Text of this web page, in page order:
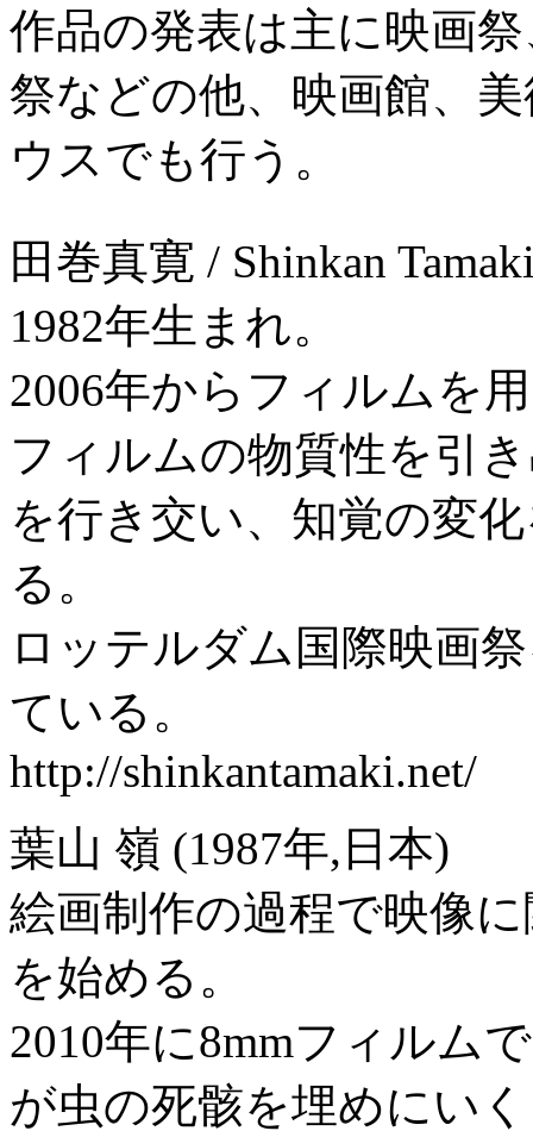
作品の発表は主に映画
祭などの他、映画館、
ウスでも行う。
田巻真寛 / Shinkan
1982年生まれ。
2006年からフィルムを
フィルムの物質性を引
を行き交い、知覚の変
る。
ロッテルダム国際映画
ている。
http://shinkantamaki.net/
葉山 嶺 (1987年,日本)
絵画制作の過程で映像
を始める。
2010年に8mmフィルム
が虫の死骸を埋めにい